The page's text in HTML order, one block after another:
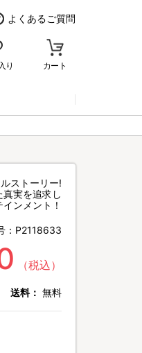
よくあるご質問
り カート
ストーリー!
実を追求し
ンメント！
： P2118633
（税込）
送料： 無料